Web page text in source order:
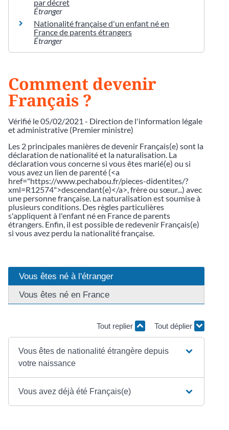
par décret
Étranger
Nationalité française d'un enfant né en
France de parents étrangers
Étranger
Comment devenir
Français ?
Vérifié le 05/02/2021 - Direction de l'information légale
et administrative (Premier ministre)
Les 2 principales manières de devenir Français(e) sont la
déclaration de nationalité et la naturalisation. La
déclaration vous concerne si vous êtes marié(e) ou si
vous avez un lien de parenté (<a
href="https://www.pechabou.fr/pieces-didentites/?
xml=R12574">descendant(e)</a>, frère ou sœur...) avec
une personne française. La naturalisation est soumise à
plusieurs conditions. Des règles particulières
s'appliquent à l'enfant né en France de parents
étrangers. Enfin, il est possible de redevenir Français(e)
si vous avez perdu la nationalité française.
Vous êtes né à l'étranger
Vous êtes né en France
Tout replier Tout déplier
Vous êtes de nationalité étrangère depuis
votre naissance
Vous avez déjà été Français(e)